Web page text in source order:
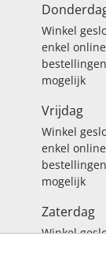
Winkel
enkel online
bestellingen
mogelijk
Vrijdag
Winkel
enkel online
bestellingen
mogelijk
Zaterdag
Winkel